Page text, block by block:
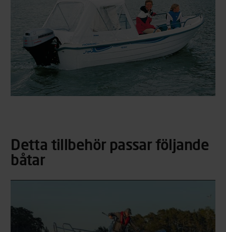
Detta tillbehör passar följande
båtar